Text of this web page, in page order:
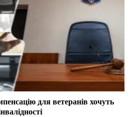
для ветеранів хочуть